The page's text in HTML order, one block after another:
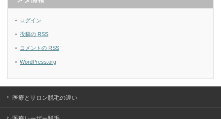
ログイン
投稿の RSS
コメントの RSS
WordPress.org
医療とサロン脱毛の違い